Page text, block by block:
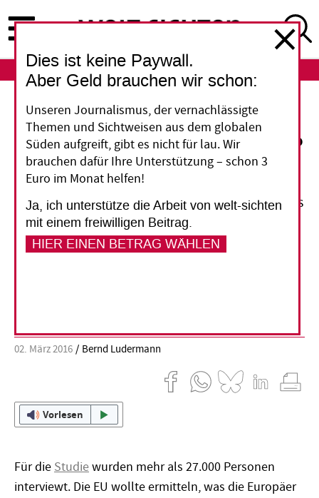
zum
Inhalt
ABO
EU-Umfrage
Helfen wollen alle - oder?
Europas Bürgerinnen und Bürger unterstützen
die Entwicklungshilfe – und das heute stärker als
in den beiden Jahren zuvor. Zu diesem Schluss
kommt eine umfangreiche Erhebung der
02. März 2016 Bernd Ludermann
Vorlesen
Für die Studiewurden mehr als 27.000 Personen
interviewt. Die EU wollte ermitteln, was die Europäer
Dies ist keine Paywall.
Aber Geld brauchen wir schon:
Unseren Journalismus, der vernachlässigte
Themen und Sichtweisen aus dem globalen
Süden aufgreift, gibt es nicht für lau. Wir
brauchen dafür Ihre Unterstützung – schon 3
Euro im Monat helfen!
Ja, ich unterstütze die Arbeit von welt-sichten
mit einem freiwilligen Beitrag.
HIER EINEN BETRAG WÄHLEN